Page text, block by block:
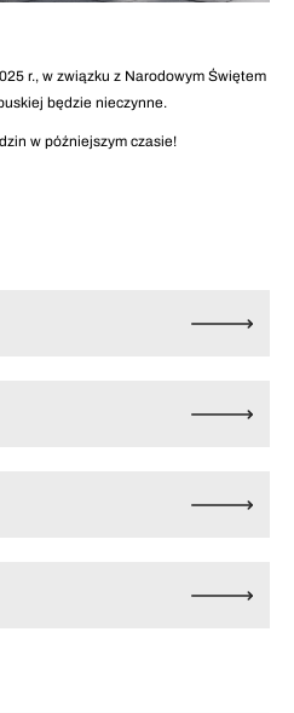
r., w związku z Narodowym Świętem
będzie nieczynne.
w późniejszym czasie!